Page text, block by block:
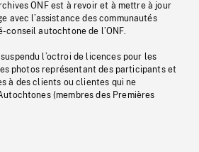
ONF est à revoir et à mettre à jour
avec l’assistance des communautés
autochtone de l’ONF.
l’octroi de licences pour les
photos représentant des participants et
à des clients ou clientes qui ne
(membres des Premières